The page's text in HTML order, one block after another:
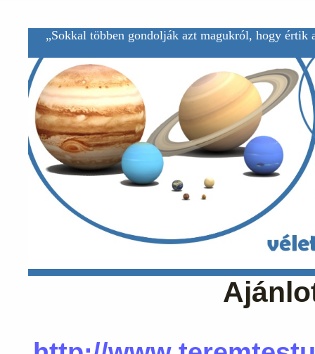
„Sokkal többen gondolják azt magukról, hogy